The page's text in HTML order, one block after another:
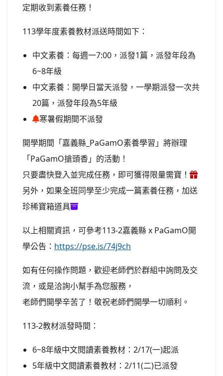
定期收到素養任務！
113學年度素養教材派送時間如下：
中文素養：每週一7:00，派發1篇，派發年段為
6~8年級
中文素養：開學日當天派發，一學期派發一次共
20篇，派發年段為5年級
寒暑假期間不派發
開學期間「嘉義縣_PaGamO素養學習」將辦理
「PaGamO搶頭香」的活動！
只要盡快登入並完成任務，即可獲得限量需寶！
另外，如果全班同學至少完成一篇素養任務，加送
珍稀寶箱道具
以上相關資訊，可參考113-2嘉義縣 x PaGamO開
學公告： https://pse.is/74j9ch
如有任何操作問題，歡迎老師們於群組中詢問及交
流，或是洽詢小幫手為您服務，
老師們開學辛苦了！敬祝老師們開學一切順利。
113-2教材派發時間：
6~8年級中文閱讀素養教材：2/17(一)起派
5年級中文閱讀素養教材：2/11(二)已派發